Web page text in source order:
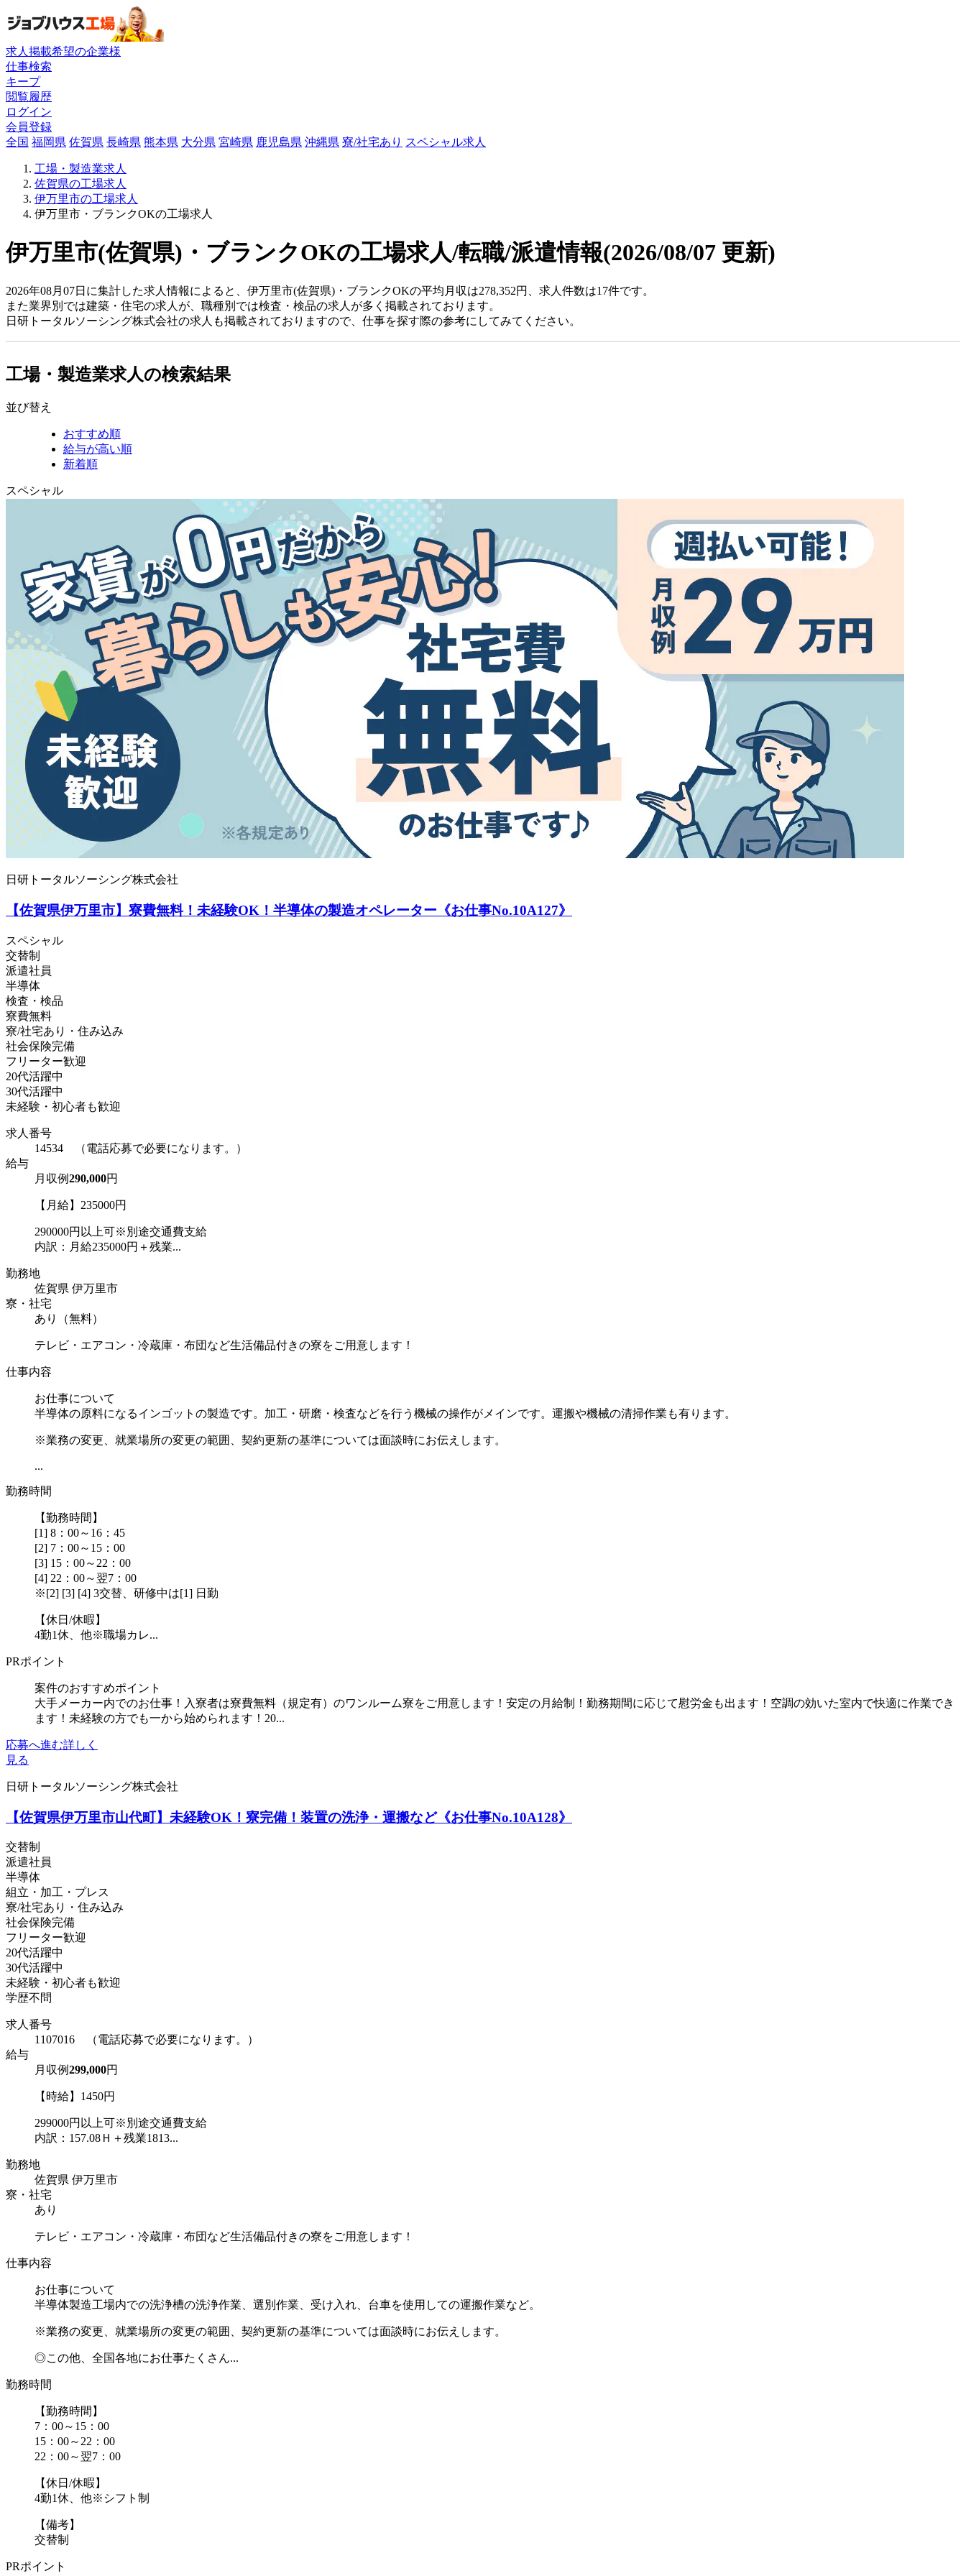
求人掲載希望の企業様
仕事検索
キープ
閲覧履歴
ログイン
会員登録
全国 福岡県 佐賀県 長崎県 熊本県 大分県 宮崎県 鹿児島県 沖縄県 寮/社宅あり スペシャル求人
工場・製造業求人
佐賀県の工場求人
伊万里市の工場求人
伊万里市・ブランクOKの工場求人
伊万里市(佐賀県)・ブランクOKの工場求人/転職/派遣情報(2026/08/07 更新)
2026年08月07日に集計した求人情報によると、伊万里市(佐賀県)・ブランクOKの平均月収は278,352円、求人件数は17件です。
また業界別では建築・住宅の求人が、職種別では検査・検品の求人が多く掲載されております。
日研トータルソーシング株式会社の求人も掲載されておりますので、仕事を探す際の参考にしてみてください。
工場・製造業求人の検索結果
並び替え
おすすめ順
給与が高い順
新着順
スペシャル
日研トータルソーシング株式会社
【佐賀県伊万里市】寮費無料！未経験OK！半導体の製造オペレーター《お仕事No.10A127》
スペシャル
交替制
派遣社員
半導体
検査・検品
寮費無料
寮/社宅あり・住み込み
社会保険完備
フリーター歓迎
20代活躍中
30代活躍中
未経験・初心者も歓迎
求人番号
14534 （電話応募で必要になります。）
給与
月収例290,000円
【月給】235000円
290000円以上可※別途交通費支給
内訳：月給235000円＋残業...
勤務地
佐賀県 伊万里市
寮・社宅
あり（無料）
テレビ・エアコン・冷蔵庫・布団など生活備品付きの寮をご用意します！
仕事内容
お仕事について
半導体の原料になるインゴットの製造です。加工・研磨・検査などを行う機械の操作がメインです。運搬や機械の清掃作業も有ります。
※業務の変更、就業場所の変更の範囲、契約更新の基準については面談時にお伝えします。
...
勤務時間
【勤務時間】
[1] 8：00～16：45
[2] 7：00～15：00
[3] 15：00～22：00
[4] 22：00～翌7：00
※[2] [3] [4] 3交替、研修中は[1] 日勤
【休日/休暇】
4勤1休、他※職場カレ...
PRポイント
案件のおすすめポイント
大手メーカー内でのお仕事！入寮者は寮費無料（規定有）のワンルーム寮をご用意します！安定の月給制！勤務期間に応じて慰労金も出ます！空調の効いた室内で快適に作業でき
ます！未経験の方でも一から始められます！20...
応募へ進む詳しく
見る
日研トータルソーシング株式会社
【佐賀県伊万里市山代町】未経験OK！寮完備！装置の洗浄・運搬など《お仕事No.10A128》
交替制
派遣社員
半導体
組立・加工・プレス
寮/社宅あり・住み込み
社会保険完備
フリーター歓迎
20代活躍中
30代活躍中
未経験・初心者も歓迎
学歴不問
求人番号
1107016 （電話応募で必要になります。）
給与
月収例299,000円
【時給】1450円
299000円以上可※別途交通費支給
内訳：157.08Ｈ＋残業1813...
勤務地
佐賀県 伊万里市
寮・社宅
あり
テレビ・エアコン・冷蔵庫・布団など生活備品付きの寮をご用意します！
仕事内容
お仕事について
半導体製造工場内での洗浄槽の洗浄作業、選別作業、受け入れ、台車を使用しての運搬作業など。
※業務の変更、就業場所の変更の範囲、契約更新の基準については面談時にお伝えします。
◎この他、全国各地にお仕事たくさん...
勤務時間
【勤務時間】
7：00～15：00
15：00～22：00
22：00～翌7：00
【休日/休暇】
4勤1休、他※シフト制
【備考】
交替制
PRポイント